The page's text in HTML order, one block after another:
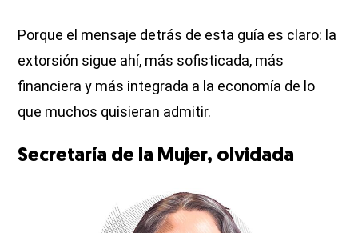
Porque el mensaje detrás de esta guía es claro: la
extorsión sigue ahí, más sofisticada, más
financiera y más integrada a la economía de lo
que muchos quisieran admitir.
Secretaría de la Mujer, olvidada